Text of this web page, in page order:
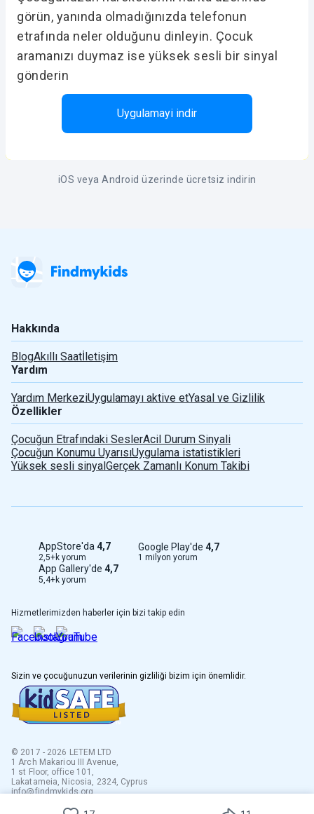
iOS veya Android üzerinde ücretsiz indirin
görün, yanında olmadığınızda telefonun
etrafında neler olduğunu dinleyin. Çocuk
aramanızı duymaz ise yüksek sesli bir sinyal
gönderin
Uygulamayi indir
Hakkında
BlogAkıllı Saatİletişim
Yardım
Yardım MerkeziUygulamayı aktive etYasal ve Gizlilik
Özellikler
Çocuğun Etrafındaki SeslerAcil Durum Sinyali
Çocuğun Konumu UyarısıUygulama istatistikleri
Yüksek sesli sinyalGerçek Zamanlı Konum Takibi
Hizmetlerimizden haberler için bizi takip edin
© 2017 - 2026 LETEM LTD
1 Arch Makariou III Avenue,
1 st Floor, office 101,
Lakatameia, Nicosia, 2324, Cyprus
info@findmykids.org
Sizin ve çocuğunuzun verilerinin gizliliği bizim için önemlidir.
AppStore'da4,7
2,5+k yorum
Google Play'de 4,7
1 milyon yorum
App Gallery'de 4,7
5,4+k yorum